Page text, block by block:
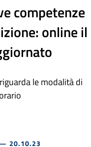
competenze
online il
le modalità di
20.10.23